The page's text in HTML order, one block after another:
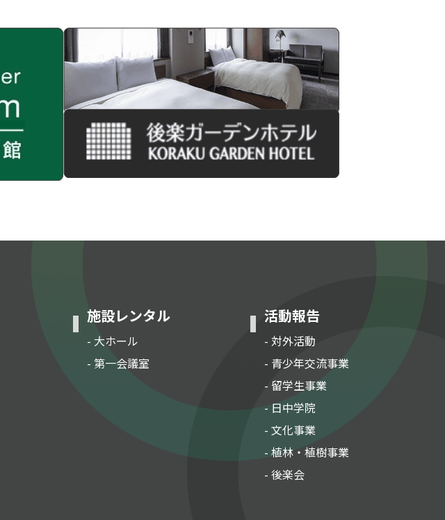
施設レンタル
- 大ホール
- 第一会議室
活動報告
- 対外活動
- 青少年交流事業
- 留学生事業
- 日中学院
- 文化事業
- 植林・植樹事業
- 後楽会